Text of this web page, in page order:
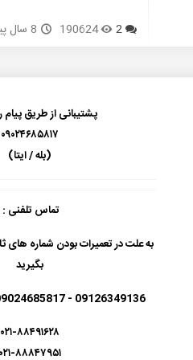
2
190624 8 سال پیش
پشتیبانی از طریق
۰۹۰۲۴۶۸۵۸۱۷
(بله / ایتا)
تماس تلفنی :
به علت در تعمیرات بودن شماره های
بگیرید
09126349136 - 09024685817 - 09106703474
۰۲۱-۸۸۴۹۱۶۲۸
۰۲۱-۸۸۸۴۷۹۵۱